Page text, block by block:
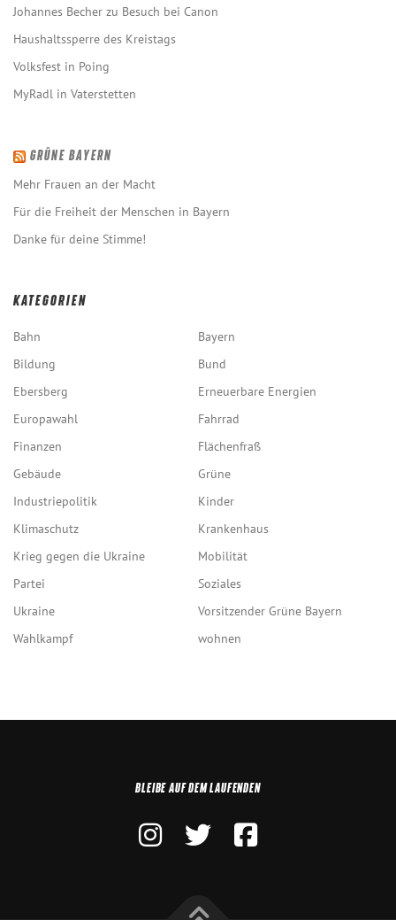
Johannes Becher zu Besuch bei Canon
Haushaltssperre des Kreistags
Volksfest in Poing
MyRadl in Vaterstetten
GRÜNE BAYERN
Mehr Frauen an der Macht
Für die Freiheit der Menschen in Bayern
Danke für deine Stimme!
KATEGORIEN
Bahn
Bayern
Bildung
Bund
Ebersberg
Erneuerbare Energien
Europawahl
Fahrrad
Finanzen
Flächenfraß
Gebäude
Grüne
Industriepolitik
Kinder
Klimaschutz
Krankenhaus
Krieg gegen die Ukraine
Mobilität
Partei
Soziales
Ukraine
Vorsitzender Grüne Bayern
Wahlkampf
wohnen
BLEIBE AUF DEM LAUFENDEN